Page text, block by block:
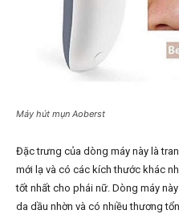
Máy hút mụn Aoberst
Đặc trưng của dòng máy này là
mới lạ và có các kích thước khác
tốt nhất cho phái nữ. Dòng máy
da dầu nhờn và có nhiều thương